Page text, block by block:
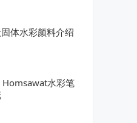
体水彩颜料介绍
Homsawat水彩笔